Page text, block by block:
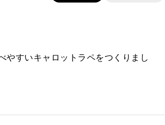
やすいキャロットラペをつくりまし